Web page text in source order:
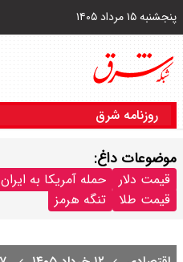
پنجشنبه ۱۵ مرداد ۱۴۰۵
روزنامه شرق
موضوعات داغ:
قیمت دلار حمله آمریکا به ایران
قیمت طلا
تنگه هرمز